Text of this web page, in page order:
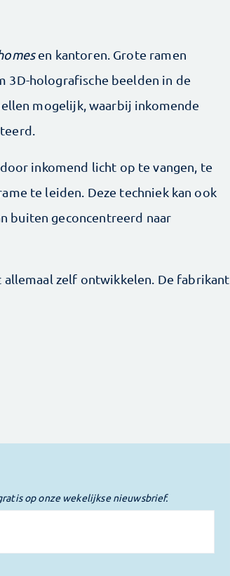
en kantoren. Grote ramen
3D-holografische beelden in de
mogelijk, waarbij inkomende
inkomend licht op te vangen, te
te leiden. Deze techniek kan ook
buiten geconcentreerd naar
allemaal zelf ontwikkelen. De fabrikant
op onze wekelijkse nieuwsbrief.